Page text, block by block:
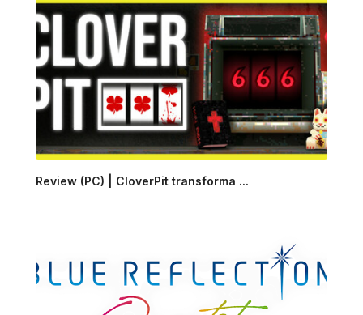
Review (PC) | CloverPit transforma ...